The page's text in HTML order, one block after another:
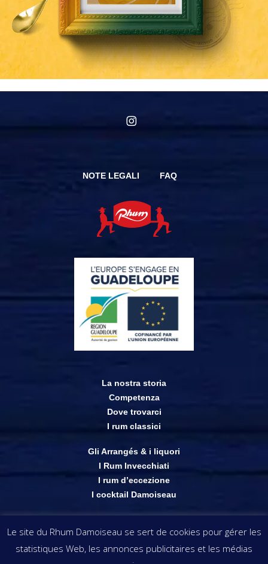
NOTE LEGALI FAQ
La nostra storia
Competenza
Dove trovarci
I rum classici
Gli Arrangés & i liquori
I Rum Invecchiati
I rum d’eccezione
I cocktail Damoiseau
Punti vendita
Le immagini & le informazioni presenti su questo sito restano di proprietà di
Le site du Rhum Damoiseau se sert de cookies pour gérer les
statistiques Web, les annonces publicitaires et les médias